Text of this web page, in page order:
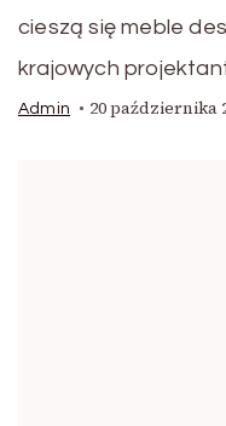
cieszą się meble
krajowych
Admin 20 października